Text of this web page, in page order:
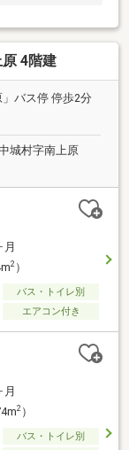
4階建
バス停 停歩2分
城村字南上原
月
2）
バス・トイレ別
エアコン付き
月
2）
バス・トイレ別